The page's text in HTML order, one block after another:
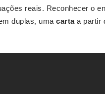
reais. Reconhecer o
duplas, uma cartaa partir